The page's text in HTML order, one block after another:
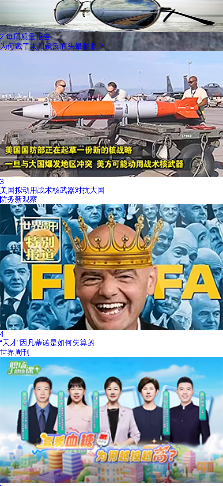
2 每周质量报告
为何戴了太阳镜反而头晕眼胀？
3
美国拟动用战术核武器对抗大国
防务新观察
4
“天才”因凡蒂诺是如何失算的
世界周刊